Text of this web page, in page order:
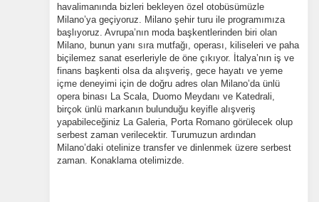
havalimanında bizleri bekleyen özel otobüsümüzle
Milano’ya geçiyoruz. Milano şehir turu ile programımıza
başlıyoruz. Avrupa’nın moda başkentlerinden biri olan
Milano, bunun yanı sıra mutfağı, operası, kiliseleri ve paha
biçilemez sanat eserleriyle de öne çıkıyor. İtalya’nın iş ve
finans başkenti olsa da alışveriş, gece hayatı ve yeme
içme deneyimi için de doğru adres olan Milano’da ünlü
opera binası La Scala, Duomo Meydanı ve Katedrali,
birçok ünlü markanın bulunduğu keyifle alışveriş
yapabileceğiniz La Galeria, Porta Romano görülecek olup
serbest zaman verilecektir. Turumuzun ardından
Milano’daki otelinize transfer ve dinlenmek üzere serbest
zaman. Konaklama otelimizde.